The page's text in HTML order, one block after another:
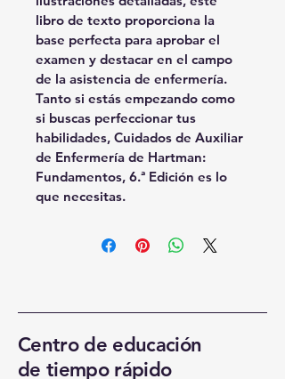
libro de texto proporciona la
base perfecta para aprobar el
examen y destacar en el campo
de la asistencia de enfermería.
Tanto si estás empezando como
si buscas perfeccionar tus
habilidades, Cuidados de Auxiliar
de Enfermería de Hartman:
Fundamentos, 6.ª Edición es lo
que necesitas.
Centro de educación
de tiempo rápido